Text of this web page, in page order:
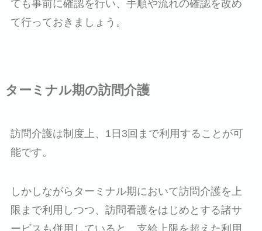
ても事前に確認を行い、手順や流れの確認を改め
て行っておきましょう。
ターミナル期の訪問介護
訪問介護は制度上、1日3回まで利用することが可
能です。
しかしながらターミナル期において訪問介護を上
限まで利用しつつ、訪問看護をはじめとする諸サ